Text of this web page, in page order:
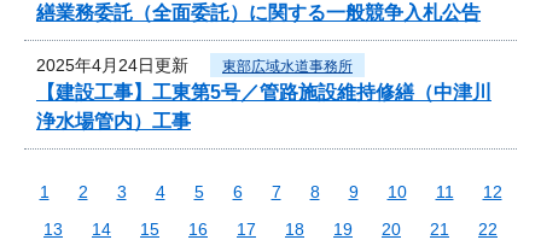
繕業務委託（全面委託）に関する一般競争入札公告
2025年4月24日更新 東部広域水道事務所
【建設工事】工東第5号／管路施設維持修繕（中津川
浄水場管内）工事
1 2 3 4 5 6 7 8 9 10 11
12
13
14 15 16 17 18 19 20 21
22